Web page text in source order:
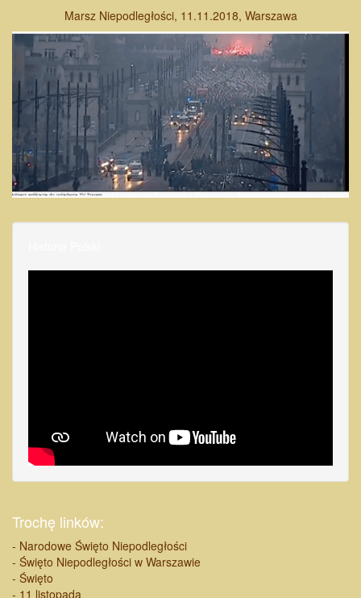
Marsz Niepodległości, 11.11.2018, Warszawa
Trochę linków:
- Narodowe Święto Niepodległości
- Święto Niepodległości w Warszawie
- Święto
- 11 listopada